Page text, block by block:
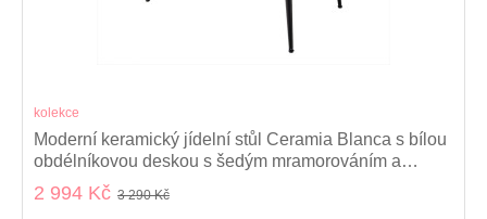
kolekce
Moderní keramický jídelní stůl Ceramia Blanca s bílou
obdélníkovou deskou s šedým mramorováním a
černýma nohama 140 cm
2 994 Kč 3 290 Kč